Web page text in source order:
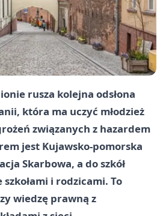
rusza kolejna odsłona
która ma uczyć młodzież
związanych z hazardem
jest Kujawsko-pomorska
Skarbowa, a do szkół
i rodzicami. To
wiedzę prawną z